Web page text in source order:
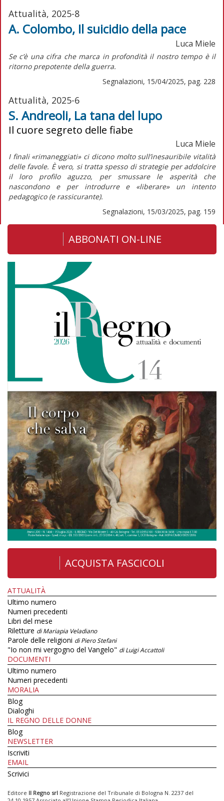
Attualità, 2025-8
A. Colombo, Il suicidio della pace
Luca Miele
Se c’è una cifra che marca in profondità il nostro tempo è il
ritorno prepotente della guerra.
Segnalazioni, 15/04/2025, pag. 228
Attualità, 2025-6
S. Andreoli, La tana del lupo
Il cuore segreto delle fiabe
Luca Miele
I finali «rimaneggiati» ci dicono molto sull’inesauribile vitalità
delle favole. È vero, si tratta spesso di strategie per addolcire
il loro profilo aguzzo, per smussare le asperità che
nascondono e per introdurre e «liberare» un intento
pedagogico (e rassicurante).
Segnalazioni, 15/03/2025, pag. 159
ABBONATI ON-LINE
ACQUISTA FASCICOLI
ATTUALITÀ
Ultimo numero
Numeri precedenti
Libri del mese
Riletture di Mariapia Veladiano
Parole delle religioni di Piero Stefani
"Io non mi vergogno del Vangelo" di Luigi Accattoli
DOCUMENTI
Ultimo numero
Numeri precedenti
MORALIA
Blog
Dialoghi
IL REGNO DELLE DONNE
Blog
NEWSLETTER
Iscriviti
EMAIL
Scrivici
Editore Il Regno srl Registrazione del Tribunale di Bologna N. 2237 del